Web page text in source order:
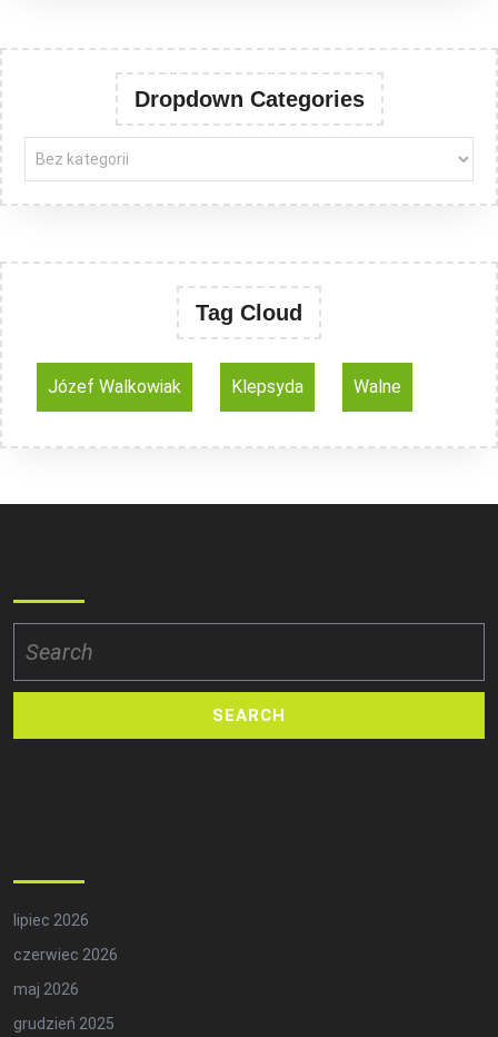
Dropdown Categories
Tag Cloud
Józef Walkowiak Klepsyda Walne
for:
lipiec 2026
czerwiec 2026
maj 2026
grudzień 2025